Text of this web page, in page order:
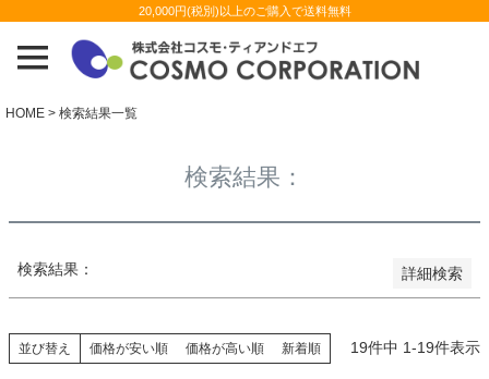
20,000円(税別)以上のご購入で送料無料
HOME 検索結果一覧
検索結果：
検索結果： 詳細検索
並び順
新着順
登録順
価格が高い順
キーワードヒット順
検索
並び替え 価格が安い順 価格が高い順 新着順 19件中 1-19件表示